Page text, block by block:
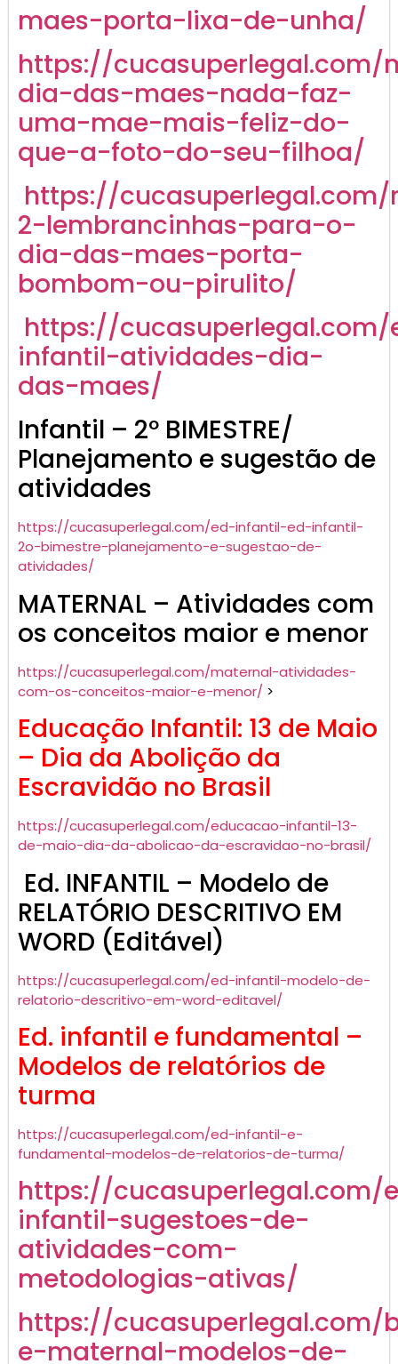
maes-porta-lixa-de-unha/
https://cucasuperlegal.com/
dia-das-maes-nada-faz-
uma-mae-mais-feliz-do-
que-a-foto-do-seu-filhoa/
https://
2-lembrancinhas-para-o-
dia-das-maes-porta-
bombom-ou-pirulito/
https://
infantil-atividades-dia-
das-maes/
Infantil – 2º BIMESTRE/
Planejamento e sugestão de
atividades
https://cucasuperlegal.com/ed-infantil-ed-infantil-
2o-bimestre-planejamento-e-sugestao-de-
atividades/
MATERNAL – Atividades com
os conceitos maior e menor
https://cucasuperlegal.com/maternal-atividades-
com-os-conceitos-maior-e-menor/ >
Educação Infantil: 13 de Maio
– Dia da Abolição da
Escravidão no Brasil
https://cucasuperlegal.com/educacao-infantil-13-
de-maio-dia-da-abolicao-da-escravidao-no-brasil/
Ed. INFANTIL – Modelo de
RELATÓRIO DESCRITIVO EM
WORD (Editável)
https://cucasuperlegal.com/ed-infantil-modelo-de-
relatorio-descritivo-em-word-editavel/
Ed. infantil e fundamental –
Modelos de relatórios de
turma
https://cucasuperlegal.com/ed-infantil-e-
fundamental-modelos-de-relatorios-de-turma/
https://cucasuperlegal.com/
infantil-sugestoes-de-
atividades-com-
metodologias-ativas/
https://cucasuperlegal.com/
e-maternal-modelos-de-